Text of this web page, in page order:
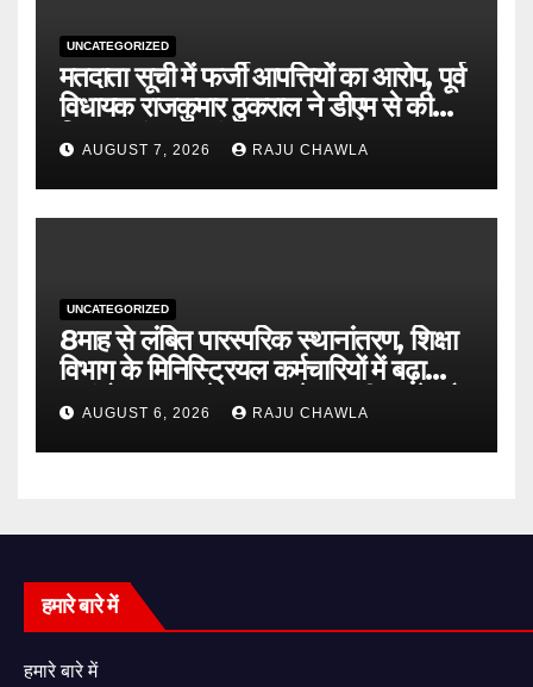
UNCATEGORIZED
मतदाता सूची में फर्जी आपत्तियों का आरोप, पूर्व
विधायक राजकुमार ठुकराल ने डीएम से की
निष्पक्ष जांच की मांग
AUGUST 7, 2026 RAJU CHAWLA
UNCATEGORIZED
8माह से लंबित पारस्परिक स्थानांतरण, शिक्षा
विभाग के मिनिस्ट्रियल कर्मचारियों में बढ़ा
असंतोष शासन से जल्द आदेश जारी करने और
विलंब का कारण बताने की मांग
AUGUST 6, 2026 RAJU CHAWLA
हमारे बारे में
हमारे बारे में